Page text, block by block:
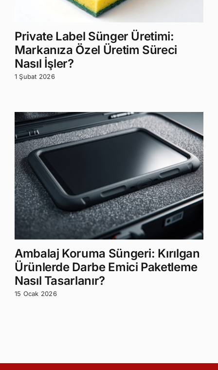
Private Label Sünger Üretimi:
Markanıza Özel Üretim Süreci
Nasıl İşler?
1 Şubat 2026
Ambalaj Koruma Süngeri: Kırılgan
Ürünlerde Darbe Emici Paketleme
Nasıl Tasarlanır?
15 Ocak 2026